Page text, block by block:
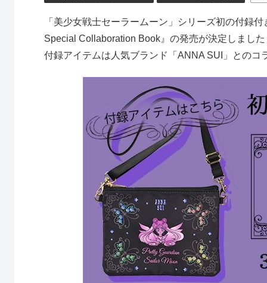
「美少女戦士セーラームーン」シリーズ初の付録
Special Collaboration Book』の発売が決定しまし
付録アイテムは人気ブランド「ANNA SUI」とのコ